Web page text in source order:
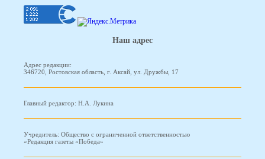
Наш адрес
Адрес редакции:
346720, Ростовская область, г. Аксай, ул. Дружбы, 17
Главный редактор: Н.А. Лукина
Учредитель: Общество с ограниченной ответственностью
«Редакция газеты «Победа»